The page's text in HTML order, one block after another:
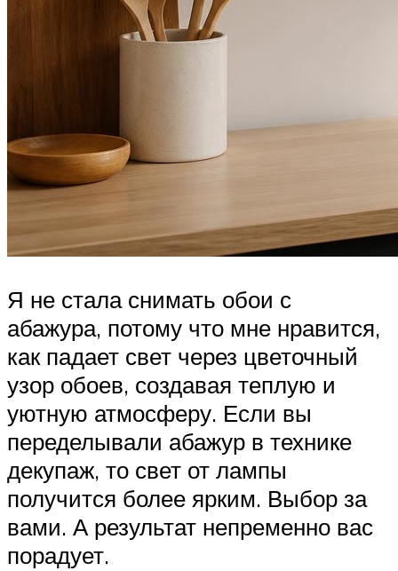
Я не стала снимать обои с
абажура, потому что мне нравится,
как падает свет через цветочный
узор обоев, создавая теплую и
уютную атмосферу. Если вы
переделывали абажур в технике
декупаж, то свет от лампы
получится более ярким. Выбор за
вами. А результат непременно вас
порадует.